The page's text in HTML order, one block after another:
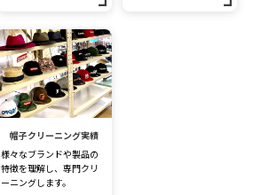
帽子クリーニング実績
様々なブランドや製品の
特徴を理解し、専門クリ
ーニングします。